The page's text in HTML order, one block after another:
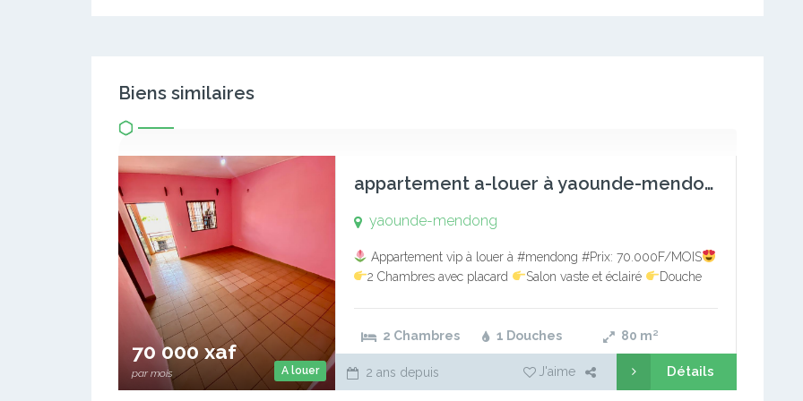
Biens similaires
A louer
70 000 xaf
par mois
appartement a-louer à yaounde-mendong
yaounde-mendong
Appartement vip à louer à #mendong #Prix: 70.000F/MOIS
2 Chambres avec placard
Salon vaste et éclairé
Douche
2 Chambres
1 Douches 80 m²
2 ans depuis J'aime Détails